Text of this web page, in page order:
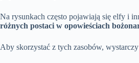
Na rysunkach często pojawiają się elfy i
różnych postaci w opowieściach
Aby skorzystać z tych zasobów,